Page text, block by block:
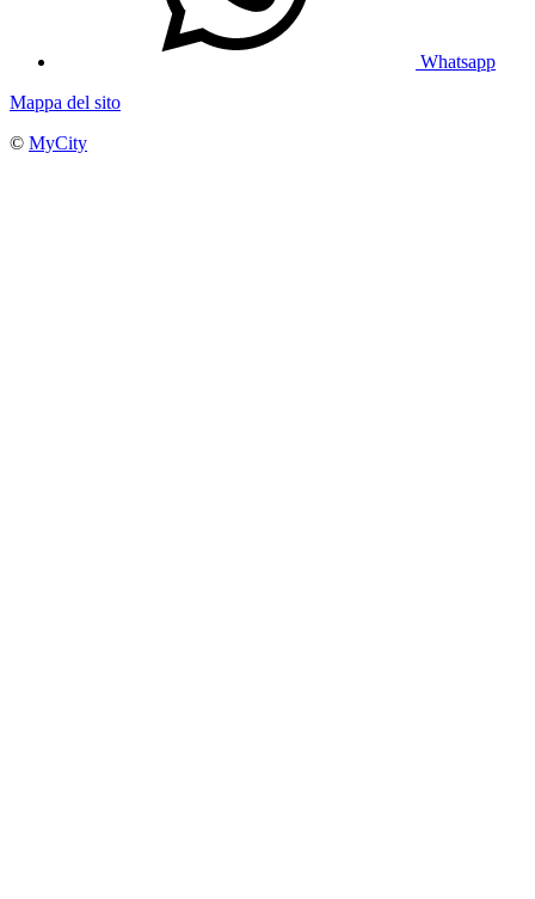
Whatsapp
Mappa del sito
© MyCity